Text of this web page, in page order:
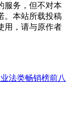
服务，但不对本
。本站所载投稿
用，请与原作者
法类畅销榜前八